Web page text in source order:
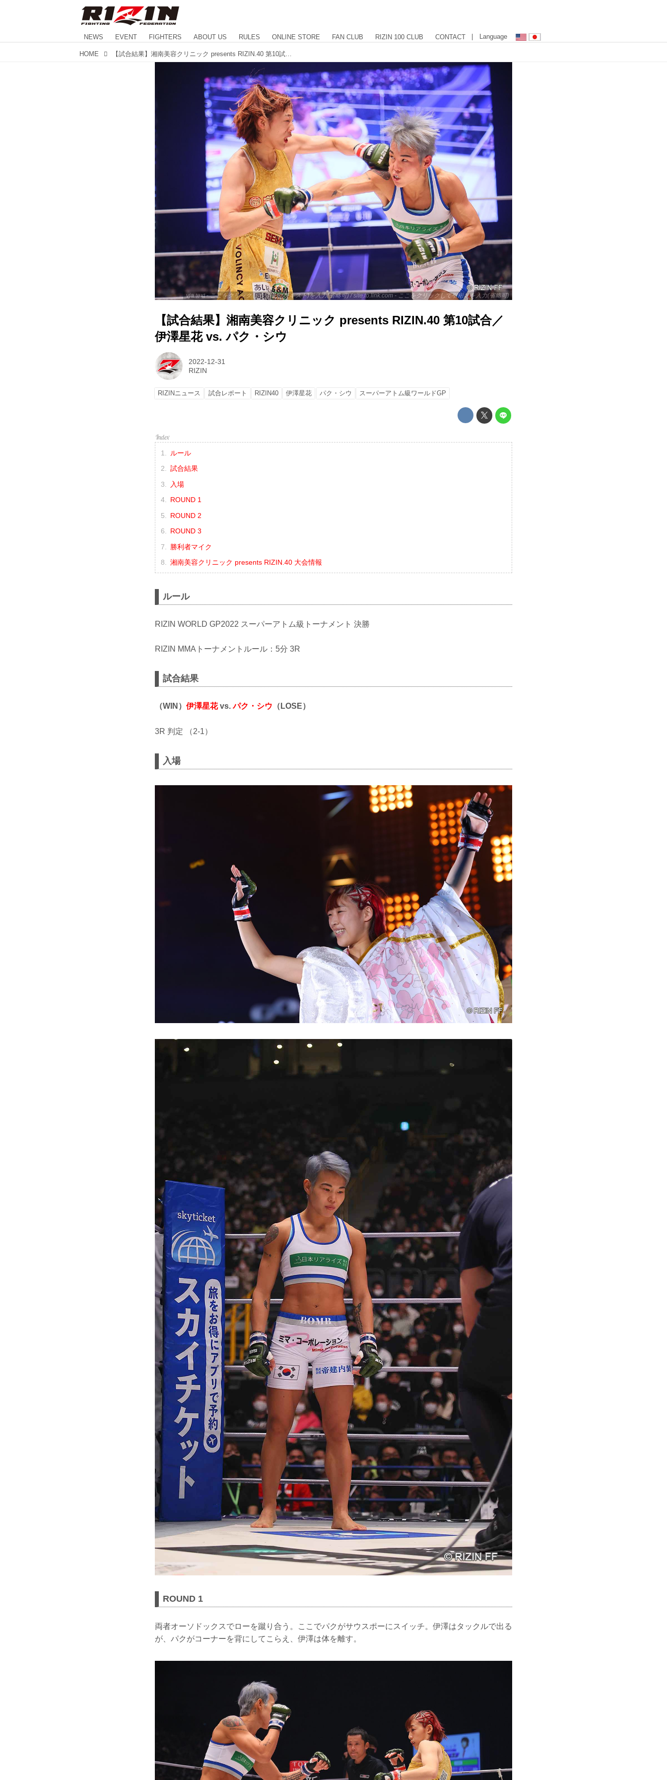
NEWS EVENT FIGHTERS ABOUT US RULES ONLINE STORE FAN CLUB RIZIN 100 CLUB CONTACT | Language
HOME
via text - ここをクリックして引用元(テキスト)を入力(省略可) / site.to.link.com - ここをクリックして引用元を入力(省略可)
【試合結果】湘南美容クリニック presents RIZIN.40 第10試合／
伊澤星花 vs. パク・シウ
2022-12-31
RIZIN
RIZINニュース 試合レポート RIZIN40 伊澤星花 パク・シウ スーパーアトム級ワールドGP
ルール
試合結果
入場
ROUND 1
ROUND 2
ROUND 3
勝利者マイク
湘南美容クリニック presents RIZIN.40 大会情報
ルール
RIZIN WORLD GP2022 スーパーアトム級トーナメント 決勝
RIZIN MMAトーナメントルール：5分 3R
試合結果
（WIN） 伊澤星花vs.パク・シウ （LOSE）
3R 判定 （2-1）
入場
ROUND 1
両者オーソドックスでローを蹴り合う。ここでパクがサウスポーにスイッチ。伊澤はタックルで出る
が、パクがコーナーを背にしてこらえ、伊澤は体を離す。